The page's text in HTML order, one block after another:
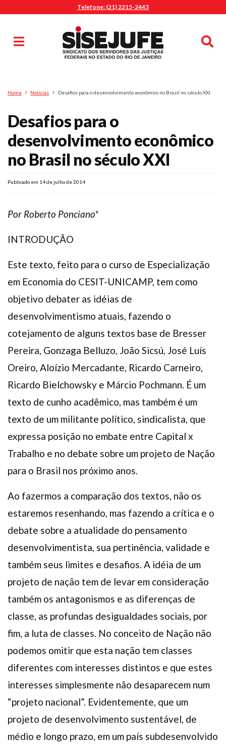
Telefone: (21) 2215-2443
Pesquisa
Home Notícias Desafios para o desenvolvimento econômico no Brasil no século XXI
Desafios para o
desenvolvimento econômico
no Brasil no século XXI
Publicado em 14 de julho de 2014
Por Roberto Ponciano*
INTRODUÇÃO
Este texto, feito para o curso de Especialização
em Economia do CESIT-UNICAMP, tem como
objetivo debater as idéias de
desenvolvimentismo atuais, fazendo o
cotejamento de alguns textos base de Bresser
Pereira, Gonzaga Belluzo, João Sicsú, José Luís
Oreiro, Aloízio Mercadante, Ricardo Carneiro,
Ricardo Bielchowsky e Márcio Pochmann. É um
texto de cunho acadêmico, mas também é um
texto de um militante político, sindicalista, que
expressa posição no embate entre Capital x
Trabalho e no debate sobre um projeto de Nação
para o Brasil nos próximo anos.
Ao fazermos a comparação dos textos, não os
estaremos resenhando, mas fazendo a crítica e o
debate sobre a atualidade do pensamento
desenvolvimentista, sua pertinência, validade e
também seus limites e desafios. A idéia de um
projeto de nação tem de levar em consideração
também os antagonismos e as diferenças de
classe, as profundas desigualdades sociais, por
fim, a luta de classes. No conceito de Nação não
podemos omitir que esta nação tem classes
diferentes com interesses distintos e que estes
interesses simplesmente não desaparecem num
“projeto nacional”. Evidentemente, que um
projeto de desenvolvimento sustentável, de
médio e longo prazo, em um país subdesenvolvido
MENU
Sindicalize-se
Diretoria
O Sindicato
Agenda
Casa do Alto
Sede Campestre
Gympass Wellhub
Plano de Saúde
Pós-graduação
FacebookInstagramTwitter YoutubeTikTok Whatsapp